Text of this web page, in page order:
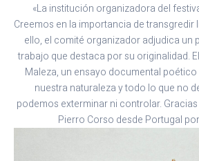
«La institución organizadora del
Creemos en la importancia de transgredir
ello, el comité organizador adjudica un
trabajo que destaca por su originalidad.
Maleza, un ensayo documental
nuestra naturaleza y todo lo que no
podemos exterminar ni controlar.
Pierro Corso desde Portugal